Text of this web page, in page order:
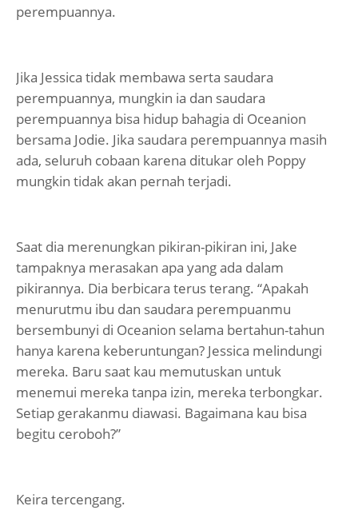
perempuannya.
Jika Jessica tidak membawa serta saudara
perempuannya, mungkin ia dan saudara
perempuannya bisa hidup bahagia di Oceanion
bersama Jodie. Jika saudara perempuannya masih
ada, seluruh cobaan karena ditukar oleh Poppy
mungkin tidak akan pernah terjadi.
Saat dia merenungkan pikiran-pikiran ini, Jake
tampaknya merasakan apa yang ada dalam
pikirannya. Dia berbicara terus terang. “Apakah
menurutmu ibu dan saudara perempuanmu
bersembunyi di Oceanion selama bertahun-tahun
hanya karena keberuntungan? Jessica melindungi
mereka. Baru saat kau memutuskan untuk
menemui mereka tanpa izin, mereka terbongkar.
Setiap gerakanmu diawasi. Bagaimana kau bisa
begitu ceroboh?”
Keira tercengang.